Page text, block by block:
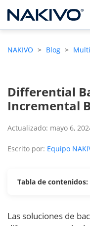
NAKIVO > Blog >
Differential
Incremental
Actualizado: mayo 6,
Escrito por: Equipo
Tabla de contenidos:
Las soluciones de